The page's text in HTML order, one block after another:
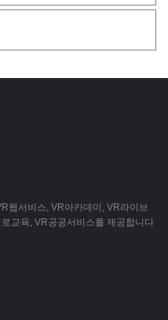
웹서비스, VR아카데미, VR라이브
교육, VR공공서비스를 제공합니다